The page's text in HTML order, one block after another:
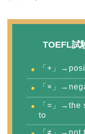
TOEFL試
「+」
「×」
「=」→the
to